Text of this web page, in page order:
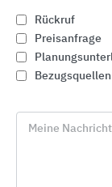
oder auf
So hat sich
Rückruf
Preisanfrage
Bezugsquellen
Meine Nachricht